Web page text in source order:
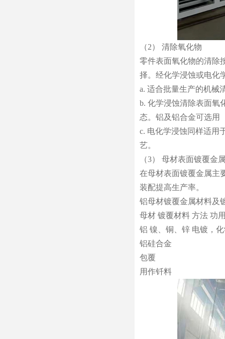
（2） 清除氧化物
零件表面氧化物的清除
择。经化学浸蚀或电化
a. 适合批量生产的机械
b. 化学浸蚀清除表面氧
态。铝及铝合金可选用
c. 电化学浸蚀同样适用
艺。
（3） 母材表面镀覆金
在母材表面镀覆金属主
装配提高生产率。
铝母材镀覆金属材料及
母材 镀覆材料 方法 功
铝 镍、铜、锌 电镀，
铝硅合金
包覆
用作钎料